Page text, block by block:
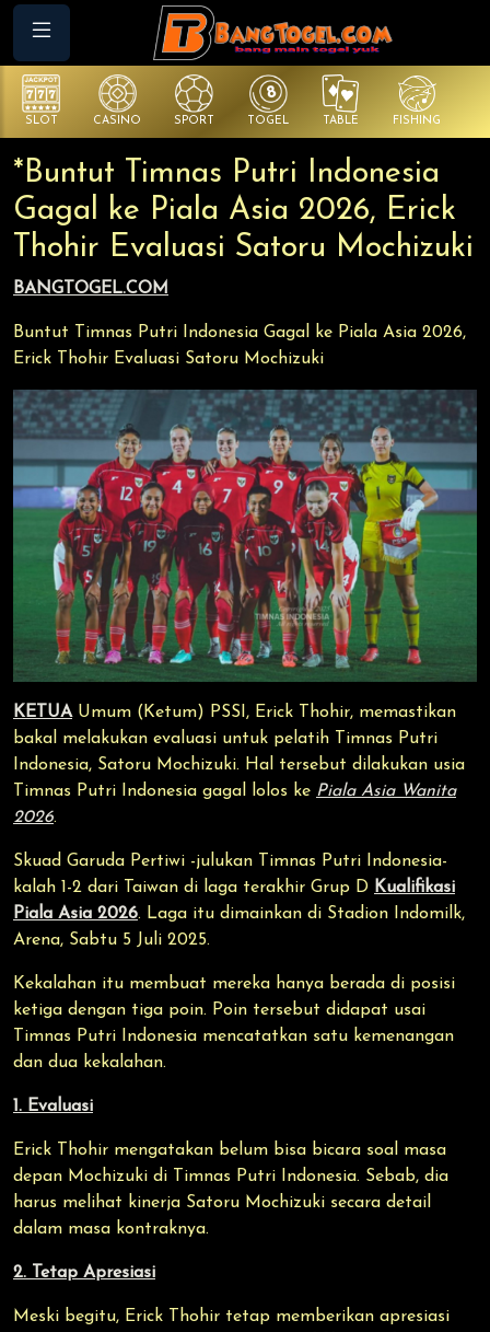
SLOT CASINO SPORT TOGEL TABLE FISHING
*Buntut Timnas Putri Indonesia
Gagal ke Piala Asia 2026, Erick
Thohir Evaluasi Satoru Mochizuki
BANGTOGEL.COM
Buntut Timnas Putri Indonesia Gagal ke Piala Asia 2026,
Erick Thohir Evaluasi Satoru Mochizuki
KETUAUmum (Ketum) PSSI, Erick Thohir, memastikan
bakal melakukan evaluasi untuk pelatih Timnas Putri
Indonesia, Satoru Mochizuki. Hal tersebut dilakukan usia
Timnas Putri Indonesia gagal lolos ke Piala Asia Wanita
2026.
Skuad Garuda Pertiwi -julukan Timnas Putri Indonesia-
kalah 1-2 dari Taiwan di laga terakhir Grup D Kualifikasi
Piala Asia 2026. Laga itu dimainkan di Stadion Indomilk,
Arena, Sabtu 5 Juli 2025.
Kekalahan itu membuat mereka hanya berada di posisi
ketiga dengan tiga poin. Poin tersebut didapat usai
Timnas Putri Indonesia mencatatkan satu kemenangan
dan dua kekalahan.
1. Evaluasi
Erick Thohir mengatakan belum bisa bicara soal masa
depan Mochizuki di Timnas Putri Indonesia. Sebab, dia
harus melihat kinerja Satoru Mochizuki secara detail
dalam masa kontraknya.
2. Tetap Apresiasi
Meski begitu, Erick Thohir tetap memberikan apresiasi